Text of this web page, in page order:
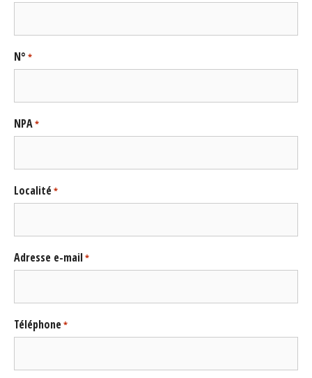
N° *
NPA*
Localité*
Adresse e-mail*
Téléphone*